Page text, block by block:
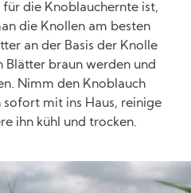
die Knoblauchernte ist,
die Knollen am besten
an der Basis der Knolle
Blätter braun werden und
Nimm den Knoblauch
sofort mit ins Haus, reinige
ihn kühl und trocken.